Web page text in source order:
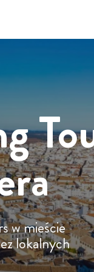
w mieście
lokalnych